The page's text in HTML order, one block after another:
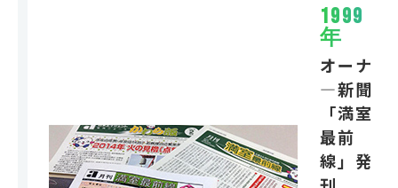
1999
年
オーナ
―新聞
「満室
最前
線」発